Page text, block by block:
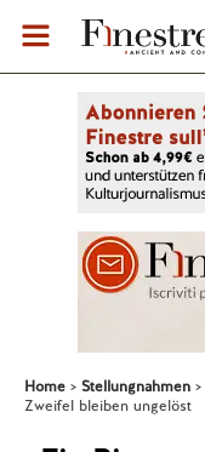
Home Stellungnahmen
Zweifel bleiben ungelöst